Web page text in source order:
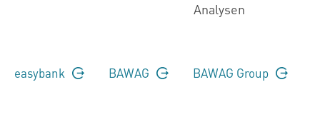
Analysen
easybank BAWAG BAWAG Group